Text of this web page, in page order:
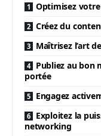
Optimisez
Créez du
Maîtrisez l’art
Publiez au bon
portée
Engagez
Exploitez la
networking